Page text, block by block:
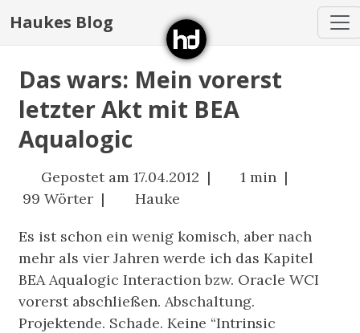
Haukes Blog
Das wars: Mein vorerst
letzter Akt mit BEA
Aqualogic
Gepostet am 17.04.2012 |
1 min |
99 Wörter |
Hauke
Es ist schon ein wenig komisch, aber nach
mehr als vier Jahren werde ich das Kapitel
BEA Aqualogic Interaction bzw. Oracle WCI
vorerst abschließen. Abschaltung.
Projektende. Schade. Keine “Intrinsic